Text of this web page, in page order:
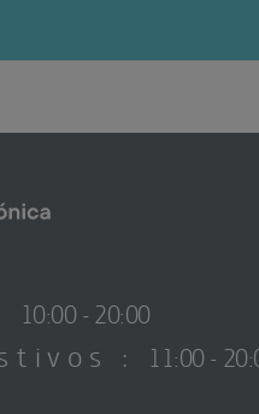
10:00 - 20:00
: 11:00 -